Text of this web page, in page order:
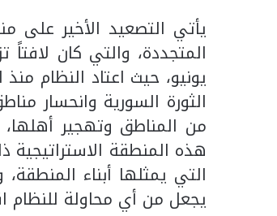
يأتي التصعيد الأخير على
يونيو، حيث اعتاد النظام
الثورة السورية وانحسار
من المناطق وتهجير
هذه المنطقة الاستراتيجية
التي يمثلها أبناء المنطقة،
يجعل من أي محاولة للنظام